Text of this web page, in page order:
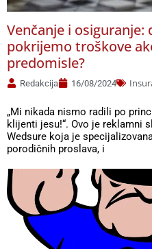
Venčanje i osiguranje:
pokrijemo troškove
predomisle?
Redakcija 16/08/2024
„Mi nikada nismo radili po
klijenti jesu!“. Ovo je reklamni
Wedsure koja je
porodičnih proslava, i